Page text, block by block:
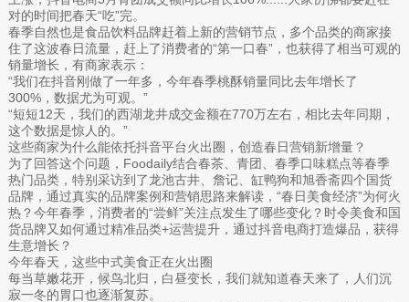
对的时间把春天“吃”完。
春季自然也是食品饮料品牌赶着上新的营销节点，多个品类的商家接
住了这波春日流量，赶上了消费者的“第一口春”，也获得了相当可观的
销量增长，有商家表示：
“我们在抖音刚做了一年多，今年春季桃酥销量同比去年增长了
300%，数据尤为可观。”
“短短12天，我们的西湖龙井成交金额在770万左右，相比去年同期，
这个数据是惊人的。”
这些商家为什么能依托抖音平台火出圈，创造春日营销新增量？
为了回答这个问题，Foodaily结合春茶、青团、春季口味糕点等春季
热门品类，特别采访到了龙池古井、詹记、缸鸭狗和旭香斋四个国货
品牌，通过真实的品牌案例和营销思路来解读，“春日美食经济”为何火
热？今年春季，消费者的“尝鲜”关注点发生了哪些变化？时令美食和国
货品牌又如何通过精准品类+运营提升，通过抖音电商打造爆品，获得
生意增长？
今年春天，这些中式美食正在火出圈
每当草嫩花开，候鸟北归，白昼变长，我们就知道春天来了，人们沉
寂一冬的胃口也逐渐复苏。